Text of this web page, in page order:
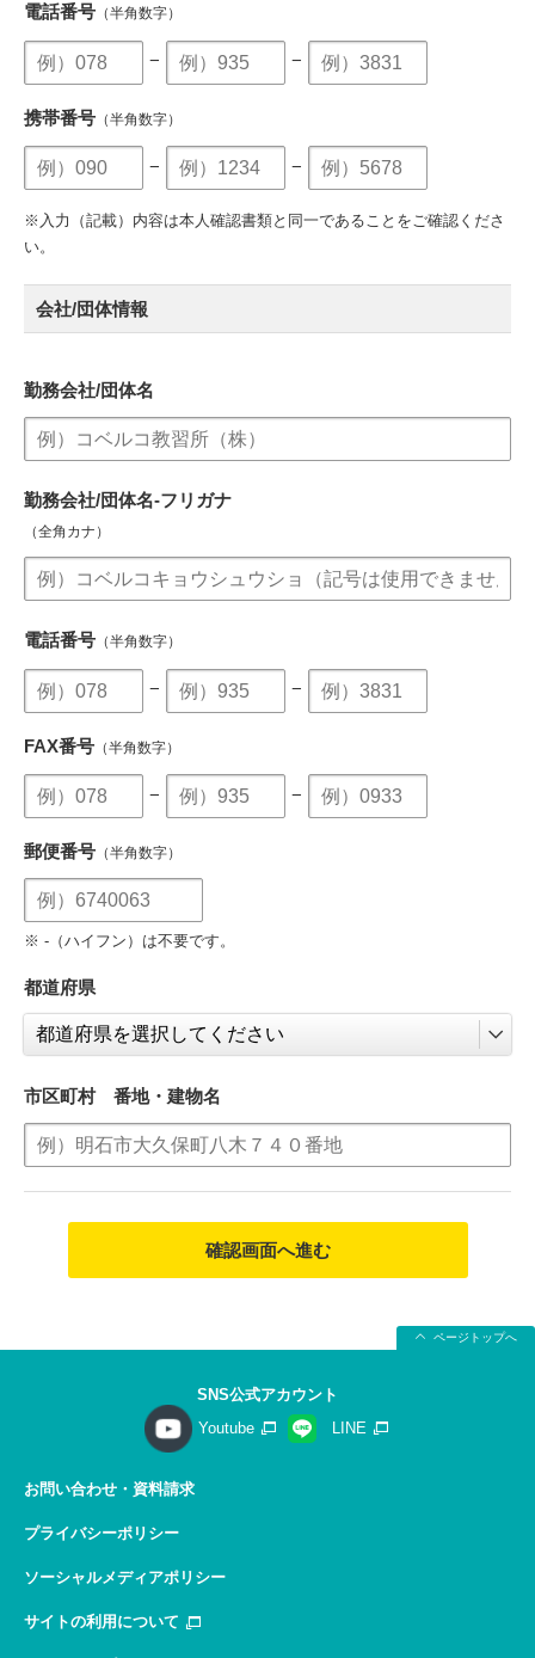
電話番号 （半角数字）
− −
携帯番号 （半角数字）
− −
※入力（記載）内容は本人確認書類と同一であることをご確認くださ
い。
会社/団体情報
勤務会社/団体名
勤務会社/団体名-フリガナ
（全角カナ）
電話番号 （半角数字）
− −
FAX番号 （半角数字）
− −
郵便番号 （半角数字）
※ -（ハイフン）は不要です。
都道府県
市区町村 番地・建物名
確認画面へ進む
ページトップへ
SNS公式アカウント
Youtube
LINE
お問い合わせ・資料請求
プライバシーポリシー
ソーシャルメディアポリシー
サイトの利用について